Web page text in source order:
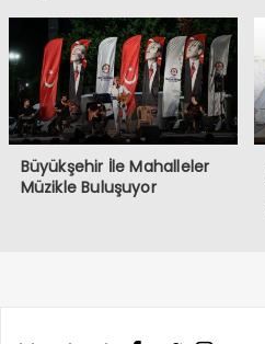
Büyükşehir İle Mahalleler
Müzikle Buluşuyor